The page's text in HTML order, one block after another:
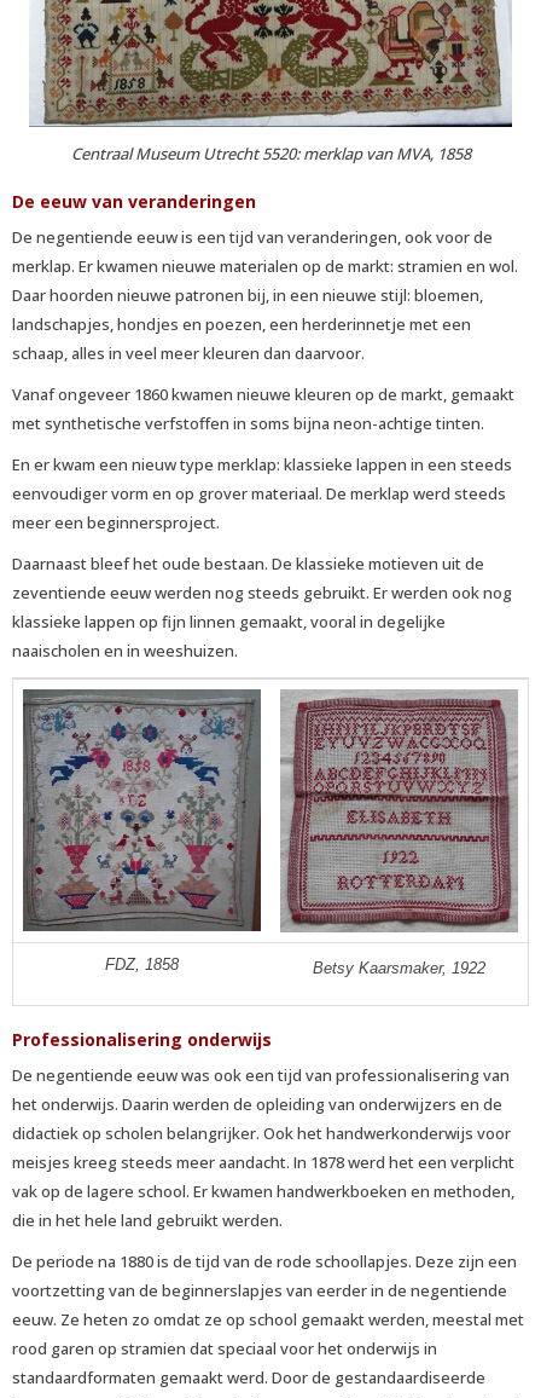
Centraal Museum Utrecht 5520: merklap van MVA, 1858
De eeuw van veranderingen
De negentiende eeuw is een tijd van veranderingen, ook voor de
merklap. Er kwamen nieuwe materialen op de markt: stramien en wol.
Daar hoorden nieuwe patronen bij, in een nieuwe stijl: bloemen,
landschapjes, hondjes en poezen, een herderinnetje met een
schaap, alles in veel meer kleuren dan daarvoor.
Vanaf ongeveer 1860 kwamen nieuwe kleuren op de markt, gemaakt
met synthetische verfstoffen in soms bijna neon-achtige tinten.
En er kwam een nieuw type merklap: klassieke lappen in een steeds
eenvoudiger vorm en op grover materiaal. De merklap werd steeds
meer een beginnersproject.
Daarnaast bleef het oude bestaan. De klassieke motieven uit de
zeventiende eeuw werden nog steeds gebruikt. Er werden ook nog
klassieke lappen op fijn linnen gemaakt, vooral in degelijke
naaischolen en in weeshuizen.
FDZ, 1858 Betsy Kaarsmaker, 1922
Professionalisering onderwijs
De negentiende eeuw was ook een tijd van professionalisering van
het onderwijs. Daarin werden de opleiding van onderwijzers en de
didactiek op scholen belangrijker. Ook het handwerkonderwijs voor
meisjes kreeg steeds meer aandacht. In 1878 werd het een verplicht
vak op de lagere school. Er kwamen handwerkboeken en methoden,
die in het hele land gebruikt werden.
De periode na 1880 is de tijd van de rode schoollapjes. Deze zijn een
voortzetting van de beginnerslapjes van eerder in de negentiende
eeuw. Ze heten zo omdat ze op school gemaakt werden, meestal met
rood garen op stramien dat speciaal voor het onderwijs in
standaardformaten gemaakt werd. Door de gestandaardiseerde